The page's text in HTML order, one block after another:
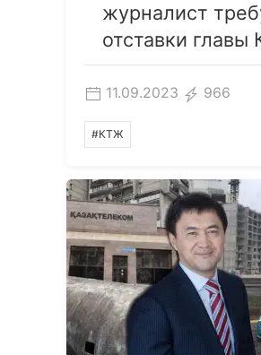
журналист
отставки
11.09.2023 966
#КТЖ